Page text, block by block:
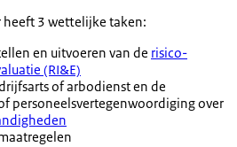
heeft 3 wettelijke taken:
en uitvoeren van de risico-
(RI&E)
of arbodienst en de
personeelsvertegenwoordiging over